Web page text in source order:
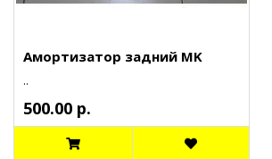
Амортизатор задний MK
..
500.00 р.